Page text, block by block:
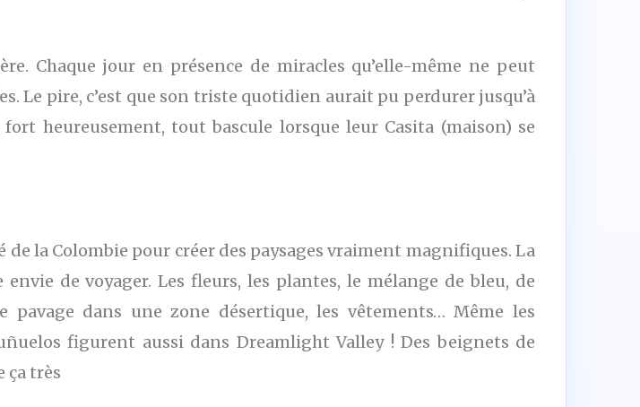
jour en présence de miracles qu’elle-même ne peut
Le pire, c’est que son triste quotidien aurait pu perdurer jusqu’à
heureusement, tout bascule lorsque leur Casita (maison) se
la Colombie pour créer des paysages vraiment magnifiques. La
de voyager. Les fleurs, les plantes, le mélange de bleu, de
pavage dans une zone désertique, les vêtements… Même les
figurent aussi dans Dreamlight Valley ! Des beignets de
ça très